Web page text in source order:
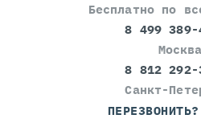
Бесплатно по
8 499 389-
Москва
8 812 292-
Санкт-